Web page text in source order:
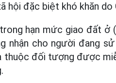
hội đặc biệt khó khăn do
hạn mức giao đất ở
nhận cho người đang
thuộc đối tượng được